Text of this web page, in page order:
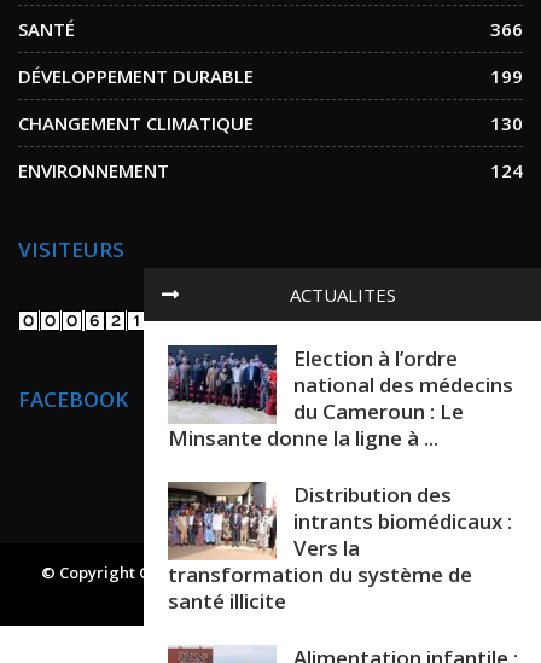
ACTUALITES
Election à l’ordre
national des médecins
du Cameroun : Le
Minsante donne la ligne à ...
Distribution des
intrants biomédicaux :
Vers la
transformation du système de
santé illicite
SANTÉ
366
DÉVELOPPEMENT DURABLE
199
CHANGEMENT CLIMATIQUE
130
ENVIRONNEMENT
124
VISITEURS
FACEBOOK
© Copyright GREEN AND HEALTH NEWS. All Rights Reserved.
Powered By